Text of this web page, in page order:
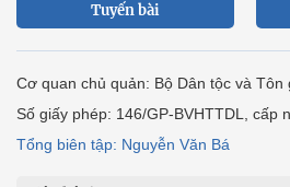
Tuyến bài
Cơ quan chủ quản: Bộ Dân tộc và Tôn
Số giấy phép: 146/GP-BVHTTDL, cấp
Tổng biên tập: Nguyễn Văn Bá